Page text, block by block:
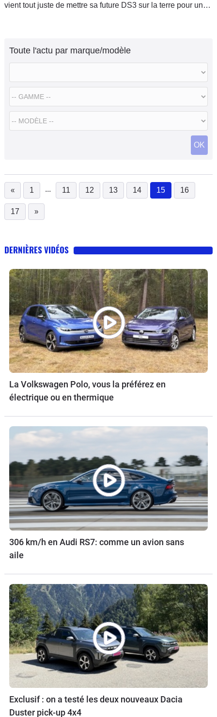
vient tout juste de mettre sa future DS3 sur la terre pour une
Toute l'actu par marque/modèle
OK
« 1 ... 11 12 13 14 15
(current)
16
17 »
DERNIÈRES VIDÉOS
La Volkswagen Polo, vous la préférez en
électrique ou en thermique
306 km/h en Audi RS7: comme un avion sans
aile
Exclusif : on a testé les deux nouveaux Dacia
Duster pick-up 4x4